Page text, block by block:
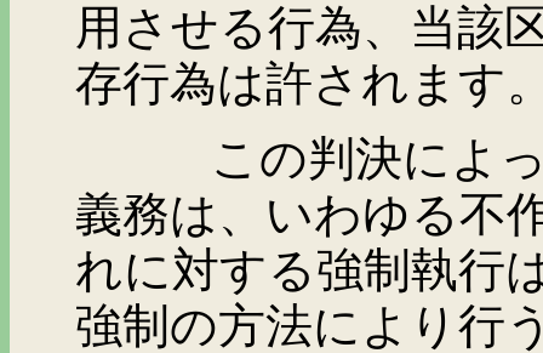
用させる行為、当該
存行為は許されます
この判決によって
義務は、いわゆる不
れに対する強制執行
強制の方法により行